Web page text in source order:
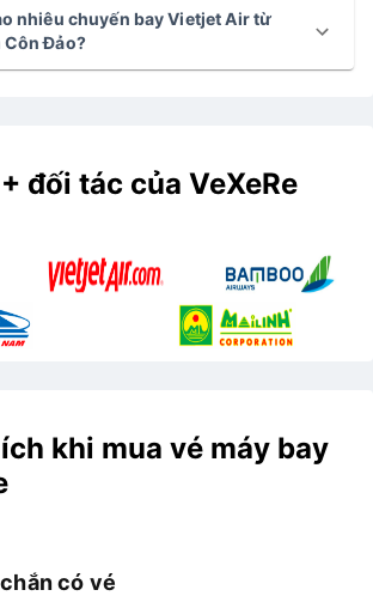
nhiêu chuyến bay Vietjet Air từ
Côn Đảo?
đối tác của VeXeRe
khi mua vé máy bay
có vé